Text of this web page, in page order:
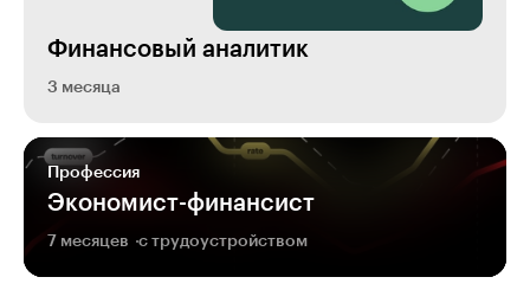
Финансовый аналитик
3 месяца
Профессия
Экономист-финансист
7 месяцев с трудоустройством